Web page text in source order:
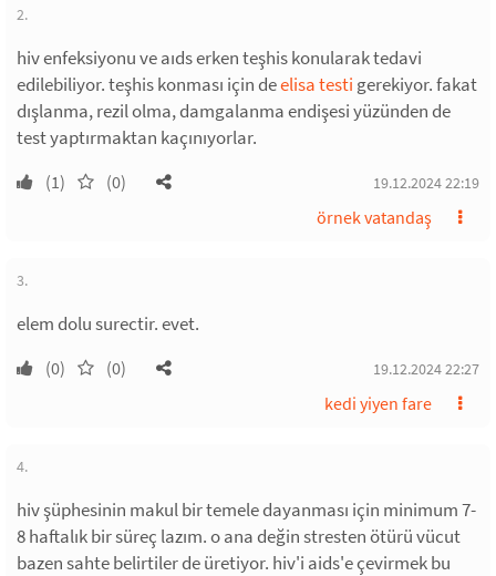
2.
hiv enfeksiyonu ve aıds erken teşhis konularak tedavi
edilebiliyor. teşhis konması için deelisa testi gerekiyor. fakat
dışlanma, rezil olma, damgalanma endişesi yüzünden de
test yaptırmaktan kaçınıyorlar.
(1) (0) 19.12.2024 22:19
örnek vatandaş
3.
elem dolu surectir. evet.
(0) (0) 19.12.2024 22:27
kedi yiyen fare
4.
hiv şüphesinin makul bir temele dayanması için minimum 7-
8 haftalık bir süreç lazım. o ana değin stresten ötürü vücut
bazen sahte belirtiler de üretiyor. hiv'i aids'e çevirmek bu